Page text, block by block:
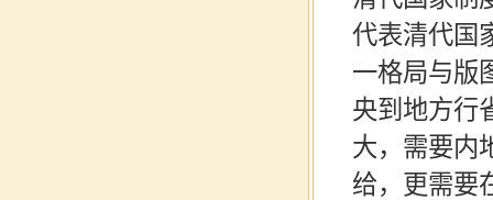
代表清代国
一格局与版
央到地方行
大，需要内
给，更需要